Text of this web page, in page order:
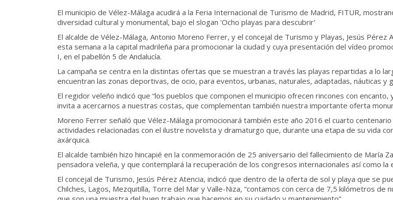
El municipio de Vélez-Málaga acudirá a la Feria Internacional de Turismo de Madrid, FITUR,
diversidad cultural y monumental, bajo el slogan 'Ocho playas para descubrir'
El alcalde de Vélez-Málaga, Antonio Moreno Ferrer, y el concejal de Turismo y Playas, Jesús
esta semana a la capital madrileña para promocionar la ciudad y cuya presentación del vídeo
I, en el pabellón 5 de Andalucía.
La campaña se centra en la distintas ofertas que se muestran a través las playas repartidas a lo
encuentran las zonas deportivas, de ocio, para eventos, urbanas, naturales, adaptadas, náuticas y
El regidor veleño indicó que “los pueblos que componen el municipio ofrecen rincones con
invita a acercarnos a nuestras costas, que complementan también nuestra importante oferta
Moreno Ferrer señaló que Vélez-Málaga promocionará también este año 2016 el cuarto
actividades relacionadas con el ilustre novelista y dramaturgo que, durante una etapa de su vida
axárquica.
El alcalde también hizo hincapié en la conmemoración de 25 aniversario del fallecimiento de María
pensadora veleña, y que contemplará la recuperación de los congresos internacionales así como la
El concejal de Turismo, Jesús Pérez Atencia, indicó que dentro de la oferta de sol y playa que se
Chilches, Lagos, Mezquitilla, Torre del Mar y Valle-Niza, “contamos con cerca de 7,5 kilómetros